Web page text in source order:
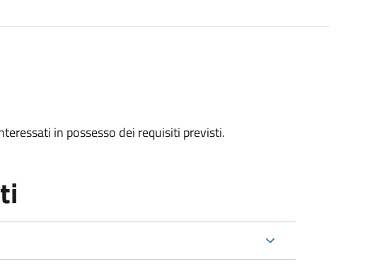
in possesso dei requisiti previsti.